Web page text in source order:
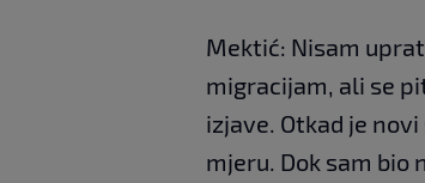
Mektić: Nisam
migracijam, ali se
izjave. Otkad je
mjeru. Dok sam